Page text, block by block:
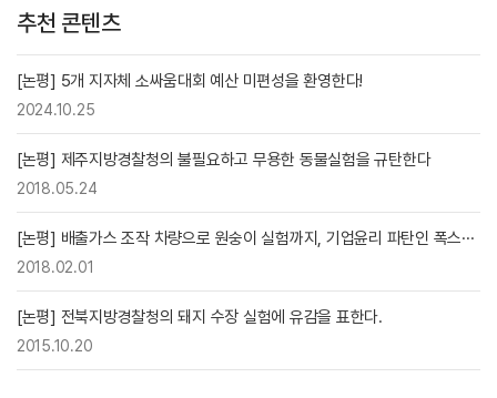
추천 콘텐츠
[논평] 5개 지자체 소싸움대회 예산 미편성을 환영한다!
2024.10.25
[논평] 제주지방경찰청의 불필요하고 무용한 동물실험을 규탄한다
2018.05.24
[논평] 배출가스 조작 차량으로 원숭이 실험까지, 기업윤리 파탄인 폭스···
2018.02.01
[논평] 전북지방경찰청의 돼지 수장 실험에 유감을 표한다.
2015.10.20